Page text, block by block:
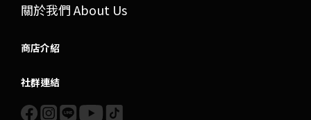
關於我們 About Us
商店介紹
社群連結